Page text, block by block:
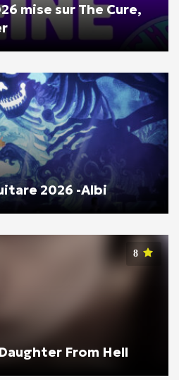
mise sur The Cure,
2026 -Albi
8
From Hell